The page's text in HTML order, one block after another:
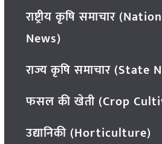
राष्ट्रीय कृषि समाचार
News)
राज्य कृषि समाचार (State
फसल की खेती (Crop
उद्यानिकी (Horticulture)